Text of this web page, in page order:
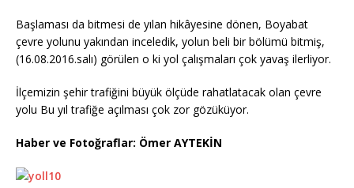
Başlaması da bitmesi de yılan hikâyesine dönen, Boyabat
çevre yolunu yakından inceledik, yolun beli bir bölümü bitmiş,
(16.08.2016.salı) görülen o ki yol çalışmaları çok yavaş ilerliyor.
İlçemizin şehir trafiğini büyük ölçüde rahatlatacak olan çevre
yolu Bu yıl trafiğe açılması çok zor gözüküyor.
Haber ve Fotoğraflar: Ömer AYTEKİN